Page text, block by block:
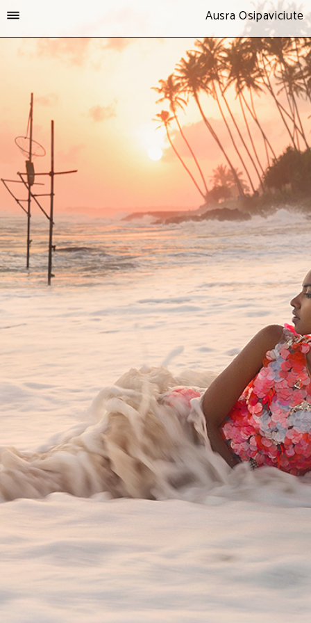
Ausra Osipaviciute